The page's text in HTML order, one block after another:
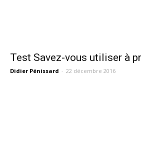
Test Savez-vous utiliser à
Didier Pénissard - 22 décembre 2016